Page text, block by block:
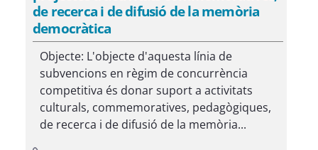
de recerca i de difusió de la memòria
democràtica
Objecte: L'objecte d'aquesta línia de
subvencions en règim de concurrència
competitiva és donar suport a activitats
culturals, commemoratives, pedagògiques,
de recerca i de difusió de la memòria...